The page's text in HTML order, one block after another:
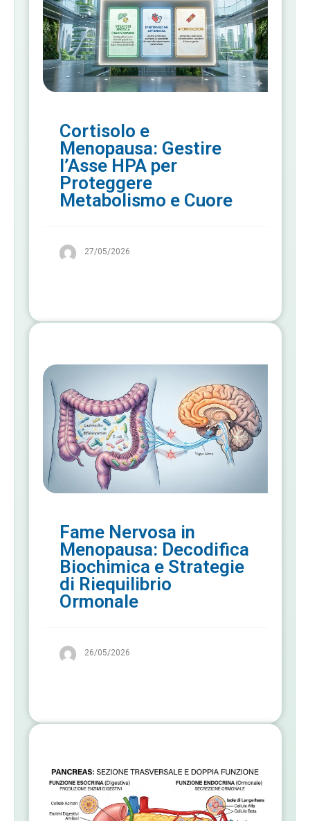
Cortisolo e
Menopausa: Gestire
l’Asse HPA per
Proteggere
Metabolismo e Cuore
27/05/2026
Fame Nervosa in
Menopausa: Decodifica
Biochimica e Strategie
di Riequilibrio
Ormonale
26/05/2026